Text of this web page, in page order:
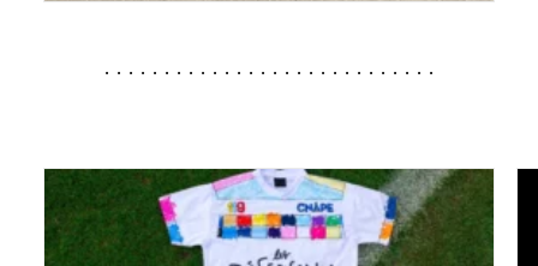
............................